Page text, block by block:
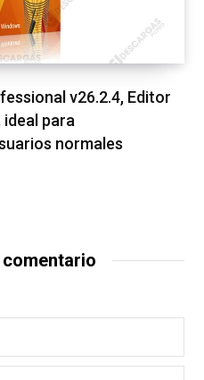
v26.2.4, Editor
para
normales